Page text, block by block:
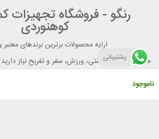
ناموجود
رنگو - فروشگاه تجهیزات
کوهنوردی
ارایه محصولات برترین برندهای معتبر
هر آنچه برای تندرستی، ورزش، سفر و تفریح نیاز دارید
پشتیبانی